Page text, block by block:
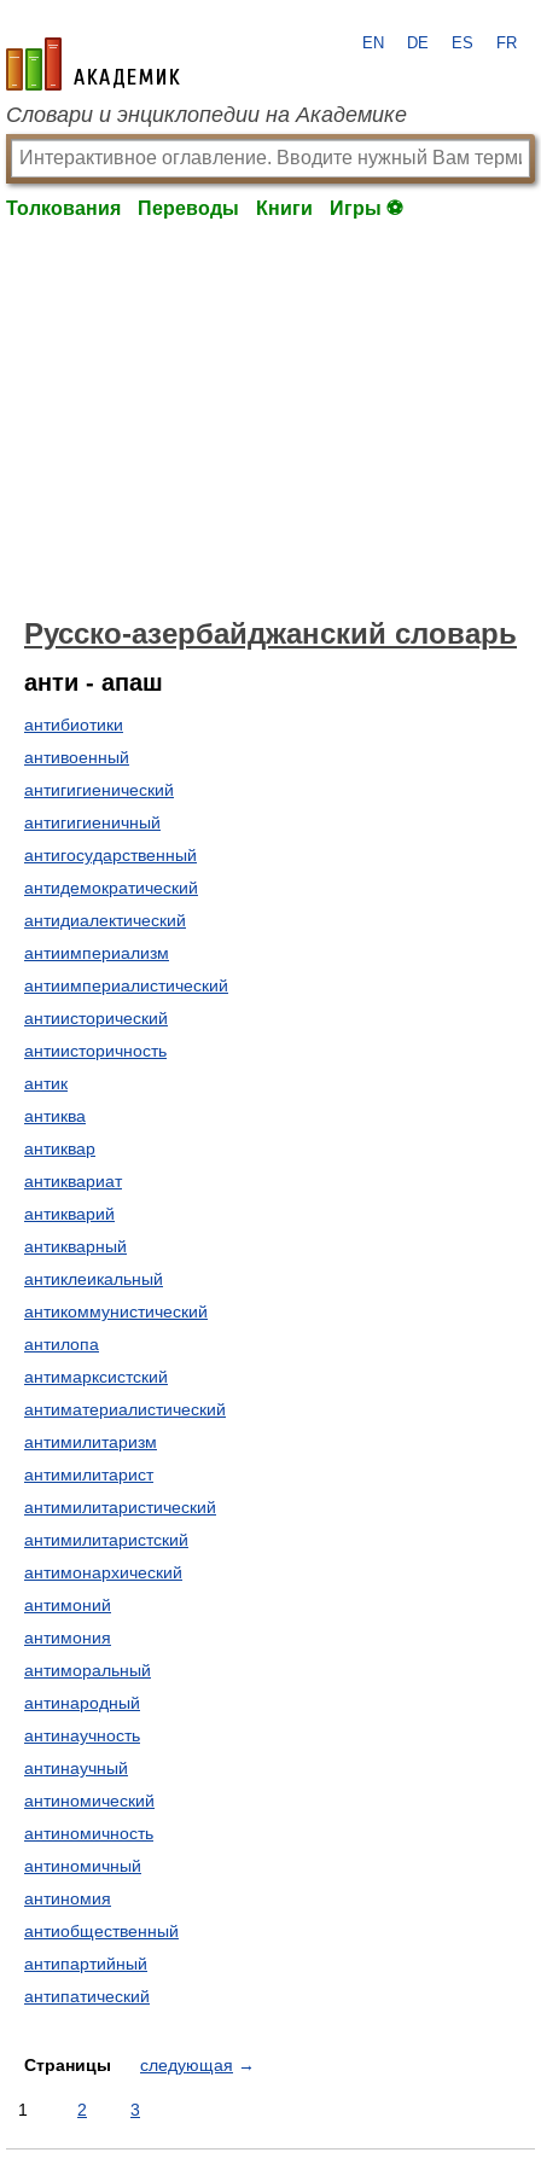
academic.ru
EN DE ES FR
Словари и энциклопедии на Академике
Толкования Переводы Книги Игры ⚽
Русско-азербайджанский словарь
анти - апаш
антибиотики
антивоенный
антигигиенический
антигигиеничный
антигосударственный
антидемократический
антидиалектический
антиимпериализм
антиимпериалистический
антиисторический
антиисторичность
антик
антиква
антиквар
антиквариат
антикварий
антикварный
антиклеикальный
антикоммунистический
антилопа
антимарксистский
антиматериалистический
антимилитаризм
антимилитарист
антимилитаристический
антимилитаристский
антимонархический
антимоний
антимония
антиморальный
антинародный
антинаучность
антинаучный
антиномический
антиномичность
антиномичный
антиномия
антиобщественный
антипартийный
антипатический
Страницы следующая →
1 2 3